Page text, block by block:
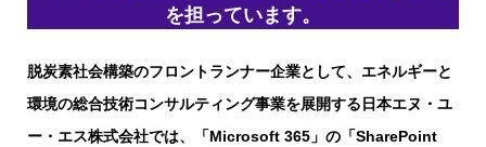
を担っています。
脱炭素社会構築のフロントランナー企業として、エネルギーと
環境の総合技術コンサルティング事業を展開する日本エヌ・ユ
ー・エス株式会社では、「Microsoft 365」の「SharePoint